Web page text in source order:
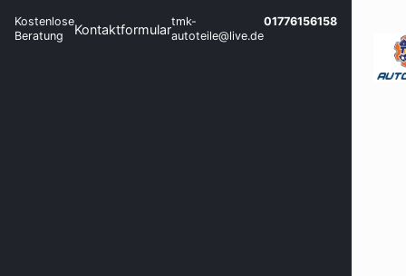
Kostenlose
Beratung
Kontaktformulartmk-
autoteile@live.de
01776156158